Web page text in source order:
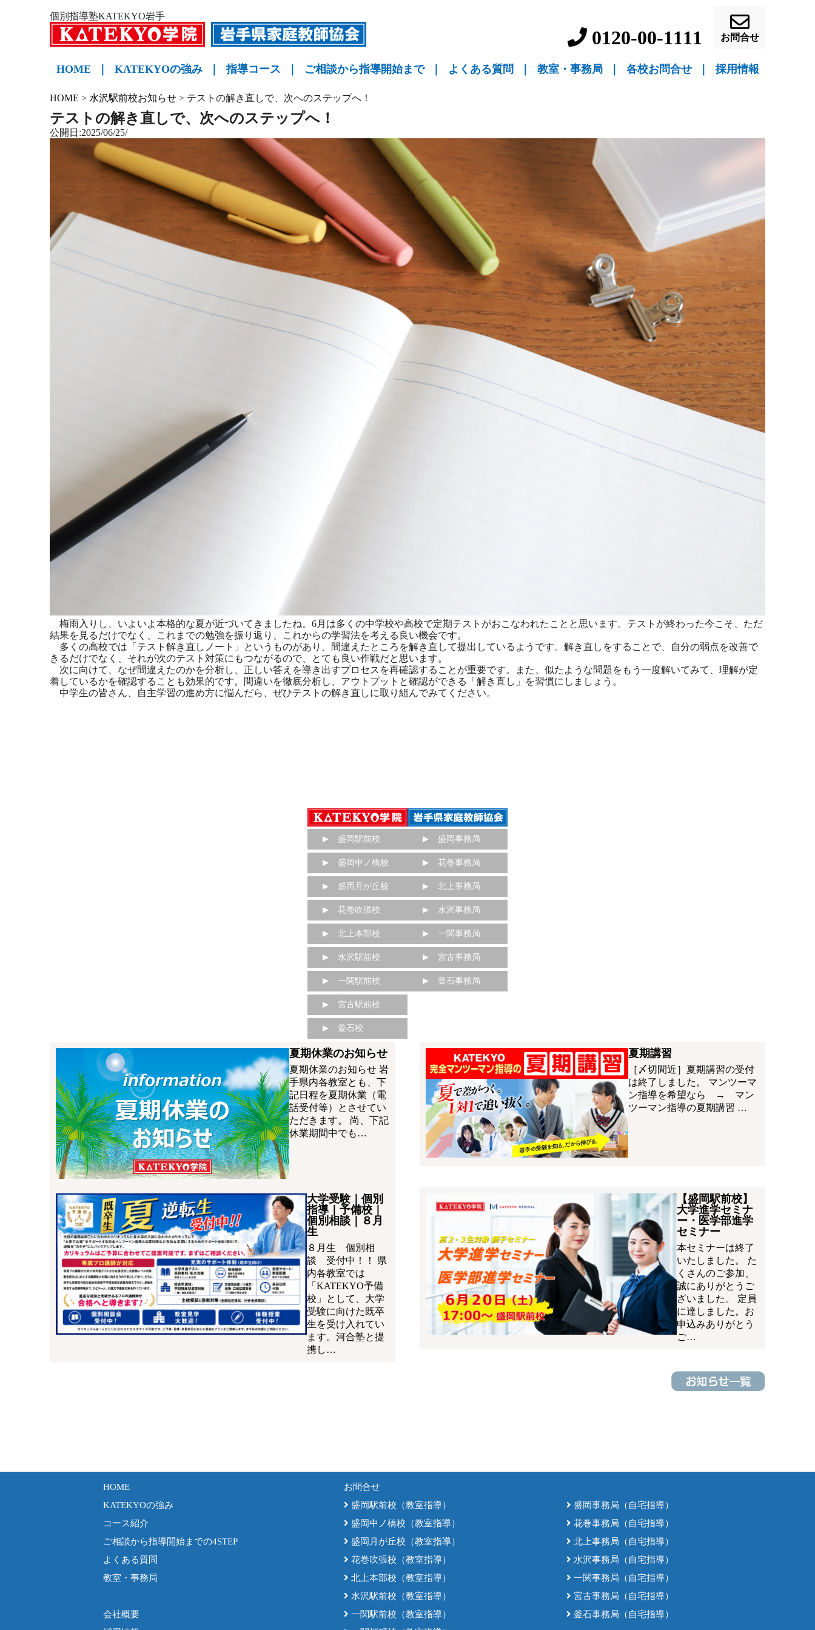
個別指導塾KATEKYO岩手
0120-00-1111 お問合せ
HOME KATEKYOの強み 指導コース
小学生指導
中学生指導
高校生指導
KATEKYO予備校
ご相談から指導開始まで よくある質問 教室・事務局
各校お問合せ
採用情報
HOME > 水沢駅前校お知らせ > テストの解き直しで、次へのステップへ！
テストの解き直しで、次へのステップへ！
公開日:2025/06/25/
梅雨入りし、いよいよ本格的な夏が近づいてきましたね。6月は多くの中学校や高校で定期テストがおこなわれたことと思います。テストが終わった今こそ、ただ
結果を見るだけでなく、これまでの勉強を振り返り、これからの学習法を考える良い機会です。
多くの高校では「テスト解き直しノート」というものがあり、間違えたところを解き直して提出しているようです。解き直しをすることで、自分の弱点を改善で
きるだけでなく、それが次のテスト対策にもつながるので、とても良い作戦だと思います。
次に向けて、なぜ間違えたのかを分析し、正しい答えを導き出すプロセスを再確認することが重要です。また、似たような問題をもう一度解いてみて、理解が定
着しているかを確認することも効果的です。間違いを徹底分析し、アウトプットと確認ができる「解き直し」を習慣にしましょう。
中学生の皆さん、自主学習の進め方に悩んだら、ぜひテストの解き直しに取り組んでみてください。
盛岡駅前校
盛岡中ノ橋校
盛岡月が丘校
花巻吹張校
北上本部校
水沢駅前校
一関駅前校
宮古駅前校
釜石校
盛岡事務局
花巻事務局
北上事務局
水沢事務局
一関事務局
宮古事務局
釜石事務局
夏期休業のお知らせ
夏期休業のお知らせ 岩
手県内各教室とも、下
記日程を夏期休業（電
話受付等）とさせてい
ただきます。 尚、下記
休業期間中でも…
夏期講習
［〆切間近］夏期講習の受付
は終了しました。 マンツーマ
ン指導を希望なら → マン
ツーマン指導の夏期講習 …
大学受験｜個別
指導｜予備校｜
個別相談｜８月
生
８月生 個別相
談 受付中！！ 県
内各教室では
「KATEKYO予備
校」として、大学
受験に向けた既卒
生を受け入れてい
ます。河合塾と提
携し…
【盛岡駅前校】
大学進学セミナ
ー・医学部進学
セミナー
本セミナーは終了
いたしました。 た
くさんのご参加、
誠にありがとうご
ざいました。 定員
に達しました。お
申込みありがとう
ご…
HOME
KATEKYOの強み
コース紹介
ご相談から指導開始までの4STEP
よくある質問
教室・事務局
会社概要
お問合せ
盛岡駅前校（教室指導）
盛岡中ノ橋校（教室指導）
盛岡月が丘校（教室指導）
花巻吹張校（教室指導）
北上本部校（教室指導）
水沢駅前校（教室指導）
一関駅前校（教室指導）
盛岡事務局（自宅指導）
花巻事務局（自宅指導）
北上事務局（自宅指導）
水沢事務局（自宅指導）
一関事務局（自宅指導）
宮古事務局（自宅指導）
釜石事務局（自宅指導）